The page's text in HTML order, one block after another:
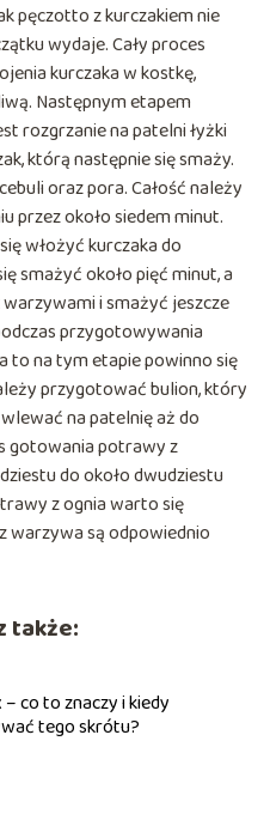
pęczotto z kurczakiem nie
wydaje. Cały proces
kurczaka w kostkę,
Następnym etapem
rozgrzanie na patelni łyżki
którą następnie się smaży.
oraz pora. Całość należy
przez około siedem minut.
włożyć kurczaka do
smażyć około pięć minut, a
i smażyć jeszcze
przygotowywania
to na tym etapie powinno się
przygotować bulion, który
na patelnię aż do
gotowania potrawy z
do około dwudziestu
z ognia warto się
warzywa są odpowiednio
także:
– co to znaczy i kiedy
tego skrótu?